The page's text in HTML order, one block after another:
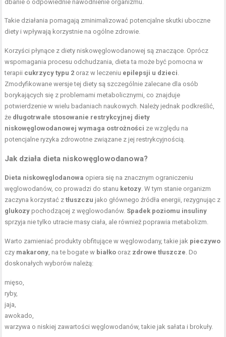
dbanie o odpowiednie nawodnienie organizmu.
Takie działania pomagają zminimalizować potencjalne skutki uboczne
diety i wpływają korzystnie na ogólne zdrowie.
Korzyści płynące z diety niskowęglowodanowej są znaczące. Oprócz
wspomagania procesu odchudzania, dieta ta może być pomocna w
terapii cukrzycy typu 2 oraz w leczeniu epilepsji u dzieci.
Zmodyfikowane wersje tej diety są szczególnie zalecane dla osób
borykających się z problemami metabolicznymi, co znajduje
potwierdzenie w wielu badaniach naukowych. Należy jednak podkreślić,
że długotrwałe stosowanie restrykcyjnej diety
niskowęglowodanowej wymaga ostrożności ze względu na
potencjalne ryzyka zdrowotne związane z jej restrykcyjnością.
Jak działa dieta niskowęglowodanowa?
Dieta niskowęglodanowa opiera się na znacznym ograniczeniu
węglowodanów, co prowadzi do stanu ketozy. W tym stanie organizm
zaczyna korzystać ztłuszczu jako głównego źródła energii, rezygnując z
glukozy pochodzącej z węglowodanów. Spadek poziomu insuliny
sprzyja nie tylko utracie masy ciała, ale również poprawia metabolizm.
Warto zamieniać produkty obfitujące w węglowodany, takie jak pieczywo
czy makarony, na te bogate w białko oraz zdrowe tłuszcze. Do
doskonałych wyborów należą:
mięso,
ryby,
jaja,
awokado,
warzywa o niskiej zawartości węglowodanów, takie jak sałata i brokuły.